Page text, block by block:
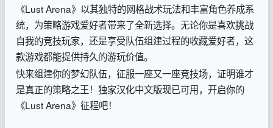
《Lust Arena》以其独特的网格战术玩法和丰富角色养成系
统，为策略游戏爱好者带来了全新选择。无论你是喜欢挑战
自我的竞技玩家，还是享受队伍组建过程的收藏爱好者，这
款游戏都能提供持久的游玩价值。
快来组建你的梦幻队伍，征服一座又一座竞技场，证明谁才
是真正的策略之王！独家汉化中文版现已可用，开启你的
《Lust Arena》征程吧！